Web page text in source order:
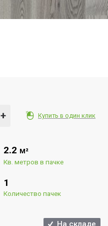
Купить в один клик
+
2.2 М²
Кв. метров в пачке
1
Количество пачек
На складе